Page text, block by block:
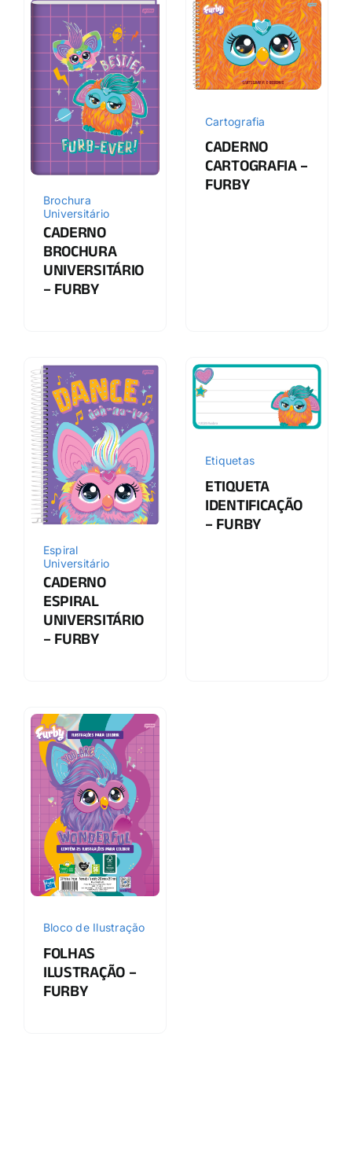
Brochura
Universitário
CADERNO
BROCHURA
UNIVERSITÁRIO
– FURBY
Cartografia
CADERNO
CARTOGRAFIA –
FURBY
Espiral
Universitário
CADERNO
ESPIRAL
UNIVERSITÁRIO
– FURBY
Etiquetas
ETIQUETA
IDENTIFICAÇÃO
– FURBY
Bloco de Ilustração
FOLHAS
ILUSTRAÇÃO –
FURBY